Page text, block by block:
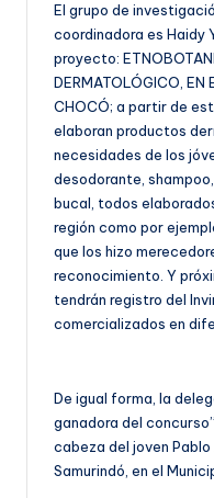
El grupo de
coordinadora es Haidy
proyecto:
DERMATOLÓGICO, EN
CHOCÓ; a partir de
elaboran productos
necesidades de los
desodorante,
bucal, todos
región como por
que los hizo
reconocimiento. Y
tendrán registro del
comercializados en
De igual forma, la
ganadora del
cabeza del joven
Samurindó, en el